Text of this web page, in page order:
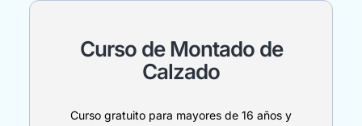
Curso de Montado de
Calzado
Curso gratuito para mayores de 16 años y